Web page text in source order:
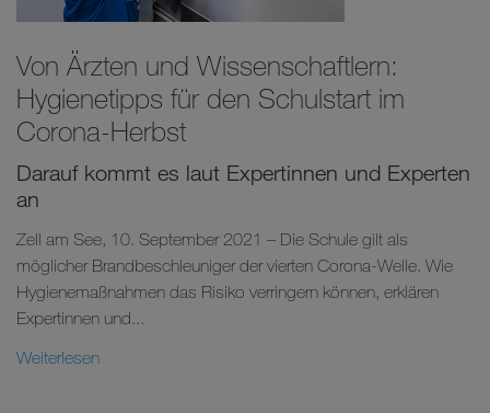
Von Ärzten und Wissenschaftlern:
Hygienetipps für den Schulstart im
Corona-Herbst
Darauf kommt es laut Expertinnen und Experten
an
Zell am See, 10. September 2021 – Die Schule gilt als
möglicher Brandbeschleuniger der vierten Corona-Welle. Wie
Hygienemaßnahmen das Risiko verringern können, erklären
Expertinnen und...
Weiterlesen